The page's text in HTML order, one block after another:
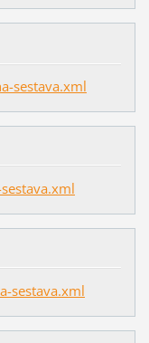
sestava.xml
sestava.xml